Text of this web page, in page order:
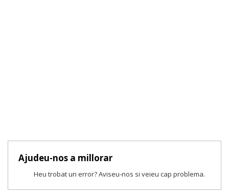
Ajudeu-nos a millorar
Heu trobat un error? Aviseu-nos si veieu cap problema.